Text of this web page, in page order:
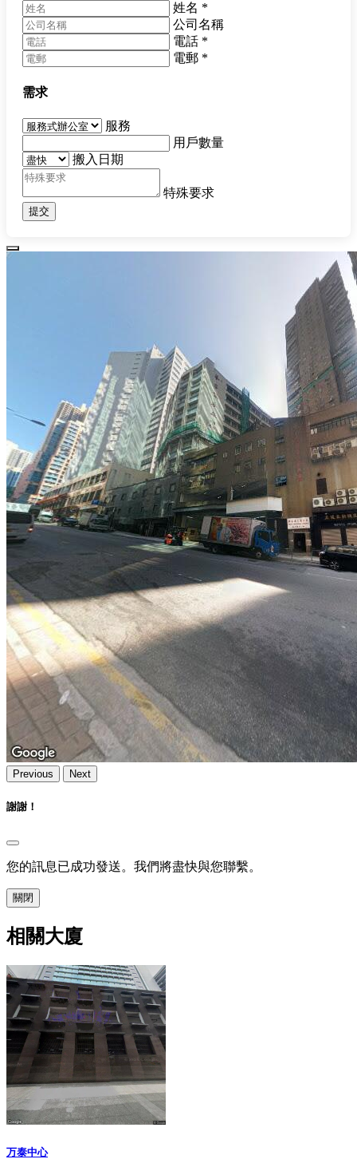
姓名 *
公司名稱
電話 *
電郵 *
需求
服務
用戶數量
搬入日期
特殊要求
提交
Previous Next
謝謝！
您的訊息已成功發送。我們將盡快與您聯繫。
關閉
相關大廈
万泰中心